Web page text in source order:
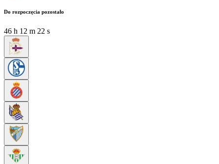
Do rozpoczęcia pozostało
46 h 12 m 21 s